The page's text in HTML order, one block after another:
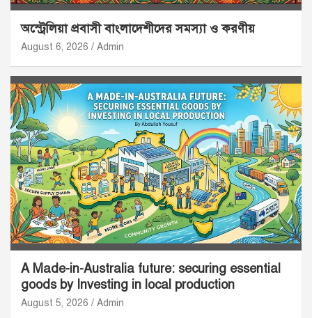
অস্ট্রেলিয়া প্রবাসী বাংলাদেশীদের সমস্যা ও করণীয়
August 6, 2026 Admin
A Made-in-Australia future: securing essential
goods by Investing in local production
August 5, 2026 Admin